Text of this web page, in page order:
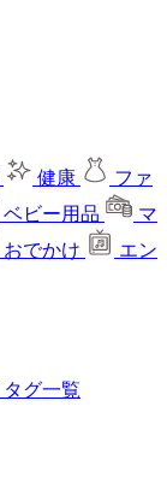
健康
ファ
ベビー用品
マ
おでかけ
エン
タグ一覧